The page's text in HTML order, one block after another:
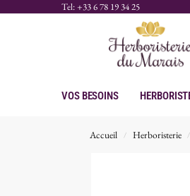
Tel: +33 6 78 19 34 25
Vos Besoins
Accueil / Herboristerie /